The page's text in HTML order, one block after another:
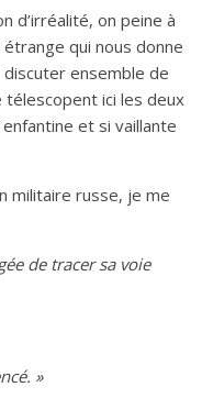
d’irréalité, on peine à
qui nous donne
discuter ensemble de
télescopent ici les deux
et si vaillante
militaire russe, je me
de tracer sa voie
»